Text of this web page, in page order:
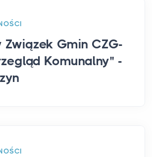
Związek Gmin CZG-
Komunalny" -